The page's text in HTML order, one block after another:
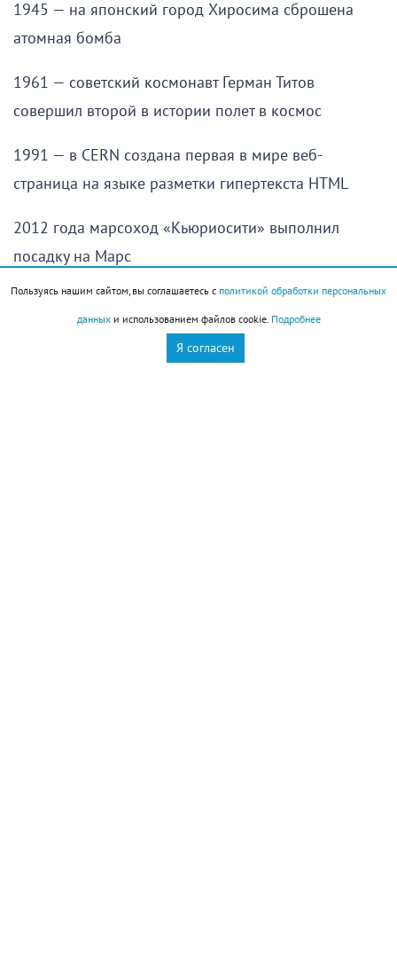
1945 — на японский город Хиросима сброшена
атомная бомба
1961 — советский космонавт Герман Титов
совершил второй в истории полет в космос
1991 — в CERN создана первая в мире веб-
страница на языке разметки гипертекста HTML
2012 года марсоход «Кьюриосити» выполнил
посадку на Марс
История города
В 1912 году Новороссийская футбольная команда
Пользуясь нашим сайтом, вы соглашаетесь с политикой обработки персональных
данныхи использованием файлов cookie. Подробнее
Я согласен